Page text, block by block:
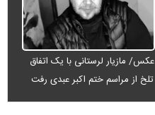
عکس/ مازیار لرستانی با یک اتفاق
تلخ از مراسم ختم اکبر عبدی رفت